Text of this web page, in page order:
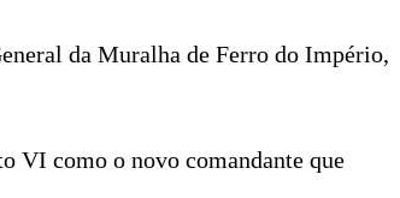
da Muralha de Ferro do Império,
VI como o novo comandante que